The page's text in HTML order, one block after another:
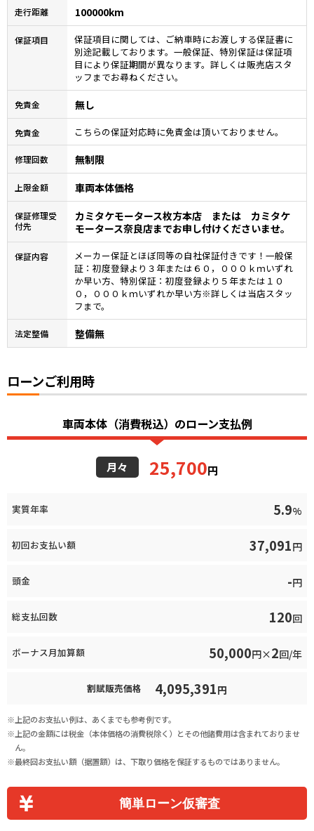
走行距離 100000km
保証項目
保証項目に関しては、ご納車時にお渡しする保証書に
別途記載しております。一般保証、特別保証は保証項
目により保証期間が異なります。詳しくは販売店スタ
ッフまでお尋ねください。
免責金 無し
免責金 こちらの保証対応時に免責金は頂いておりません。
修理回数 無制限
上限金額 車両本体価格
保証修理受
付先
カミタケモータース枚方本店 または カミタケ
モータース奈良店までお申し付けくださいませ。
保証内容
メーカー保証とほぼ同等の自社保証付きです！一般保
証：初度登録より３年または６０，０００ｋｍいずれ
か早い方、特別保証：初度登録より５年または１０
０，０００ｋｍいずれか早い方※詳しくは当店スタッ
フまで。
法定整備 整備無
ローンご利用時
車両本体（消費税込）のローン支払例
月々 25,700円
実質年率 5.9%
初回お支払い額 37,091円
頭金 -円
総支払回数 120回
ボーナス月加算額 50,000円×2回/年
割賦販売価格 4,095,391円
上記のお支払い例は、あくまでも参考例です。
上記の金額には税金（本体価格の消費税除く）とその他諸費用は含まれておりませ
ん。
最終回お支払い額（据置額）は、下取り価格を保証するものではありません。
簡単ローン仮審査